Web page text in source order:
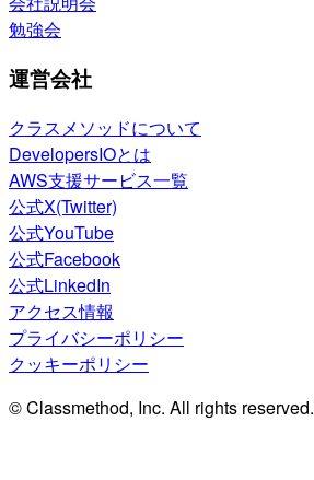
勉強会
運営会社
クラスメソッドについて
DevelopersIOとは
AWS支援サービス一覧
公式X(Twitter)
公式YouTube
公式Facebook
公式LinkedIn
アクセス情報
プライバシーポリシー
クッキーポリシー
© Classmethod, Inc. All rights reserved.